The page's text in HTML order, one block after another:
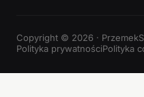
Copyright © 2026 ·
Polityka prywatnościPolityka